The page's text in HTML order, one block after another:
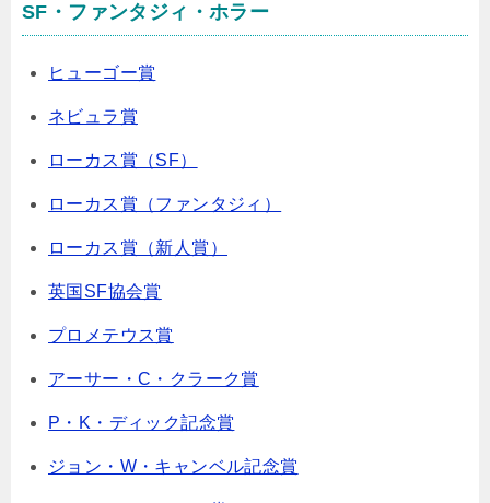
SF・ファンタジィ・ホラー
ヒューゴー賞
ネビュラ賞
ローカス賞（SF）
ローカス賞（ファンタジィ）
ローカス賞（新人賞）
英国SF協会賞
プロメテウス賞
アーサー・C・クラーク賞
P・K・ディック記念賞
ジョン・W・キャンベル記念賞